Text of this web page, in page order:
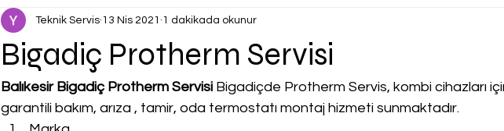
Bigadiç Protherm Servisi
Teknik Servis 13 Nis 2021 1 dakikada okunur
Balıkesir Bigadiç Protherm Servisi Bigadiçde Protherm Servis, kombi cihazları
garantili bakım, arıza , tamir, oda termostatı montaj hizmeti sunmaktadır.